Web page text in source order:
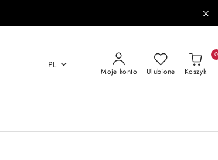
PL
Moje konto Ulubione Koszyk
0